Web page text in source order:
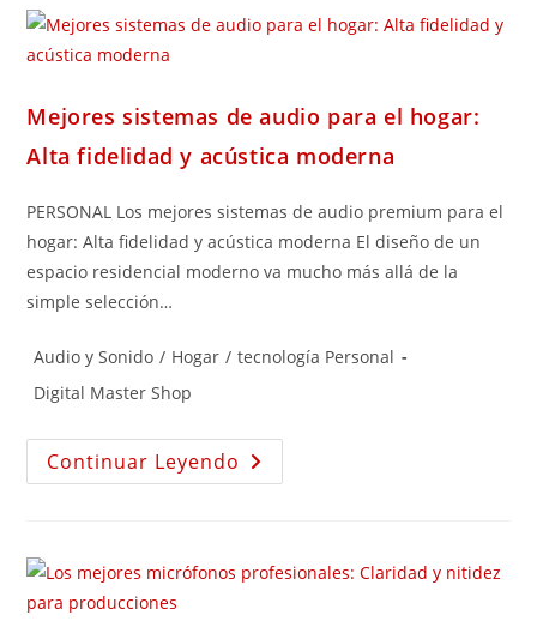
Mejores sistemas de audio para el hogar:
Alta fidelidad y acústica moderna
PERSONAL Los mejores sistemas de audio premium para el
hogar: Alta fidelidad y acústica moderna El diseño de un
espacio residencial moderno va mucho más allá de la
simple selección…
Audio y Sonido / Hogar / tecnología Personal
Digital Master Shop
Continuar Leyendo